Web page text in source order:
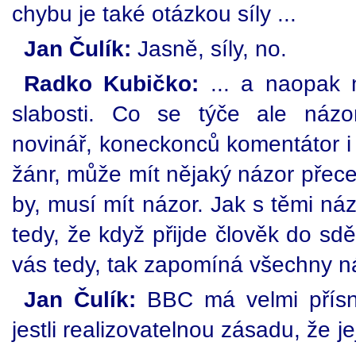
chybu je také otázkou síly ...
Jan Čulík: Jasně, síly, no.
Radko Kubičko: ... a naopak
slabosti. Co se týče ale
novinář, koneckonců komentátor
žánr, může mít nějaký názor
by, musí mít názor. Jak s těmi
tedy, že když přijde člověk do
vás tedy, tak zapomíná všechny
Jan Čulík: BBC má velmi
jestli realizovatelnou zásadu, že